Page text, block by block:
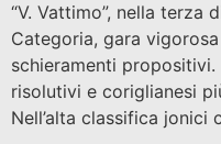
“V. Vattimo”, nella terza
Categoria, gara
schieramenti
risolutivi e coriglianesi
Nell’alta classifica jonici